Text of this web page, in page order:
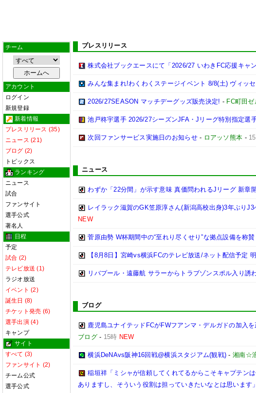
チーム
アカウント
ログイン
新規登録
新着情報
プレスリリース (35)
ニュース (21)
ブログ (2)
トピックス
ランキング
ニュース
試合
ファンサイト
選手公式
著名人
日程
予定
試合 (2)
テレビ放送 (1)
ラジオ放送
イベント (2)
誕生日 (8)
チケット発売 (6)
選手出演 (4)
キャンプ
サイト
すべて (3)
ファンサイト (2)
チーム公式
選手公式
プレスリリース
株式会社ブックエースにて「2026/27 いわきFC応援キャ
みんな集まれ!わくわくステージイベント 8/8(土) ヴィッ
2026/27SEASON マッチデーグッズ販売決定! - FC町田ゼ
池戸柊宇選手 2026/27シーズンJFA・Jリーグ特別指定選
次回ファンサービス実施日のお知らせ- ロアッソ熊本 -
ニュース
わずか「22分間」が示す意味 真価問われるJリーグ 新章
レイラック滋賀のGK笠原淳さん(新潟高校出身)3年ぶり
NEW
菅原由勢 W杯期間中の“至れり尽くせり”な拠点設備を称
【8月8日】宮崎vs横浜FCのテレビ放送/ネット配信予定
リバプール・遠藤航 サラーからトラブゾンスポル入り誘
ブログ
鹿児島ユナイテッドFCがFWフアンマ・デルガドの加入
ブログ- 15時 NEW
横浜DeNAvs阪神16回戦@横浜スタジアム(観戦) -湘南☆
稲垣祥「ミシャが信頼してくれてるからこそキャプテン
ありますし、そういう役割は担っていきたいなとは思います